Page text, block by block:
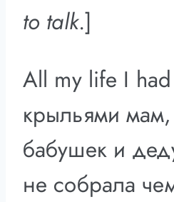
to talk.]
All my life I
крыльями
бабушек и
не собрала